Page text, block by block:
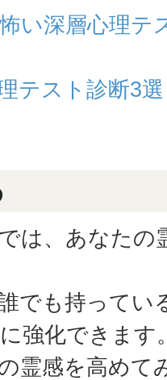
い深層心理テ
テスト診断3
は、あなたの
でも持ってい
強化できます
霊感を高めて